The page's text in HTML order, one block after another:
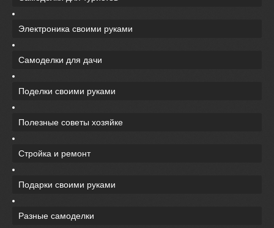
Электроника своими руками
Самоделки для дачи
Поделки своими руками
Полезные советы хозяйке
Стройка и ремонт
Подарки своими руками
Разные самоделки